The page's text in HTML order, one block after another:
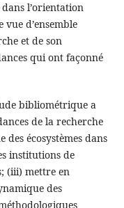
l’orientation
d’ensemble
et de son
qui ont façonné
bibliométrique a
de la recherche
écosystèmes dans
institutions de
(iii) mettre en
des